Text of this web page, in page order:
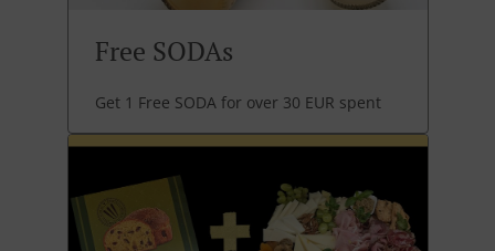
Free SODAs
Get 1 Free SODA for over 30 EUR spent